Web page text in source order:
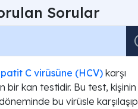
Sorular
C virüsüne (HCV) karşı
bir kan testidir. Bu test, kişinin
bu virüsle karşılaşıp